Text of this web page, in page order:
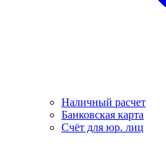
Наличный расчет
Банковская карта
Счёт для юр. лиц